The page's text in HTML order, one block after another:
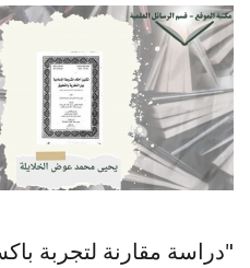
"دراسة مقارنة لتجربة